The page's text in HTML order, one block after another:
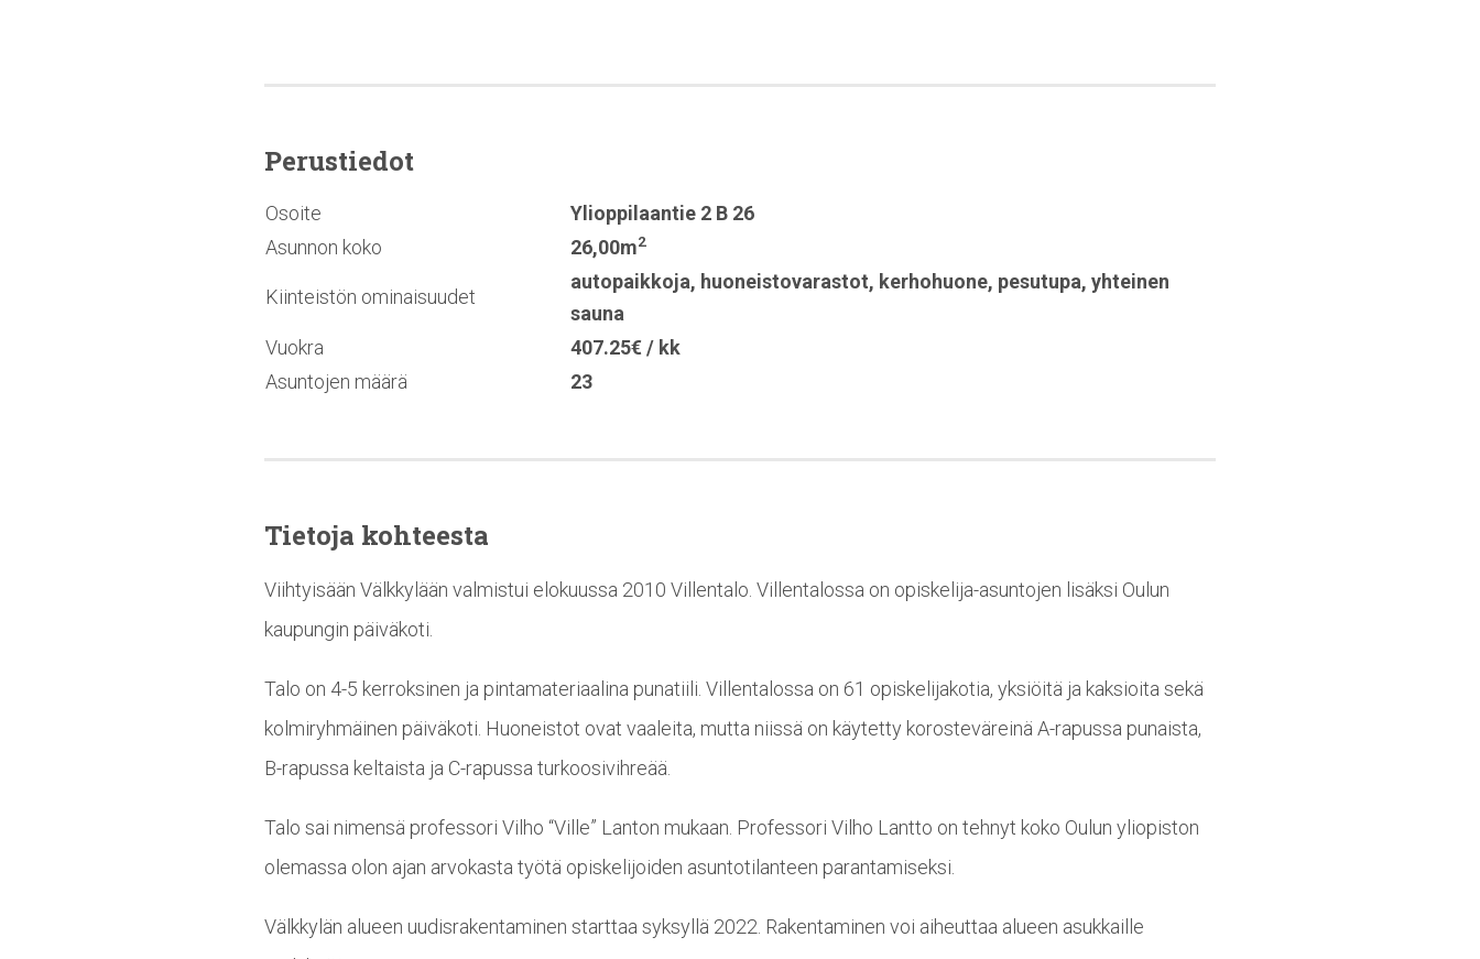
Perustiedot
Osoite
Ylioppilaantie 2 B 26
Asunnon koko
26,00m2
Kiinteistön ominaisuudet
autopaikkoja, huoneistovarastot, kerhohuone, pesutupa, yhteinen
sauna
Vuokra
407.25€ / kk
Asuntojen määrä
23
Tietoja kohteesta
Viihtyisään Välkkylään valmistui elokuussa 2010 Villentalo. Villentalossa on opiskelija-asuntojen lisäksi Oulun
kaupungin päiväkoti.
Talo on 4-5 kerroksinen ja pintamateriaalina punatiili. Villentalossa on 61 opiskelijakotia, yksiöitä ja kaksioita sekä
kolmiryhmäinen päiväkoti. Huoneistot ovat vaaleita, mutta niissä on käytetty korosteväreinä A-rapussa punaista,
B-rapussa keltaista ja C-rapussa turkoosivihreää.
Talo sai nimensä professori Vilho “Ville” Lanton mukaan. Professori Vilho Lantto on tehnyt koko Oulun yliopiston
olemassa olon ajan arvokasta työtä opiskelijoiden asuntotilanteen parantamiseksi.
Välkkylän alueen uudisrakentaminen starttaa syksyllä 2022. Rakentaminen voi aiheuttaa alueen asukkaille